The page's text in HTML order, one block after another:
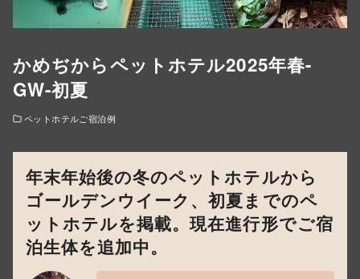
かめぢからペットホテル2025年春-
GW-初夏
ペットホテルご宿泊例
年末年始後の冬のペットホテルから
ゴールデンウイーク、初夏までのペ
ットホテルを掲載。現在進行形でご宿
泊生体を追加中。